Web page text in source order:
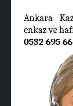
Ankara
enkaz ve
0532 695